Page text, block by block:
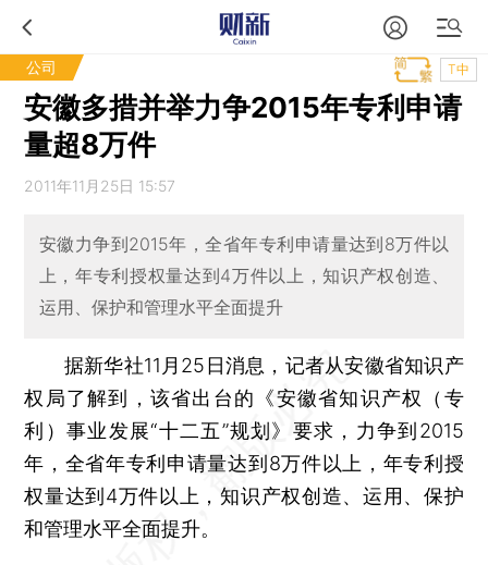
公司 T中
安徽多措并举力争2015年专利申请
量超8万件
2011年11月25日 15:57
安徽力争到2015年，全省年专利申请量达到8万件以
上，年专利授权量达到4万件以上，知识产权创造、
运用、保护和管理水平全面提升
据新华社11月25日消息，记者从安徽省知识产
权局了解到，该省出台的《安徽省知识产权（专
利）事业发展“十二五”规划》要求，力争到2015
年，全省年专利申请量达到8万件以上，年专利授
权量达到4万件以上，知识产权创造、运用、保护
和管理水平全面提升。